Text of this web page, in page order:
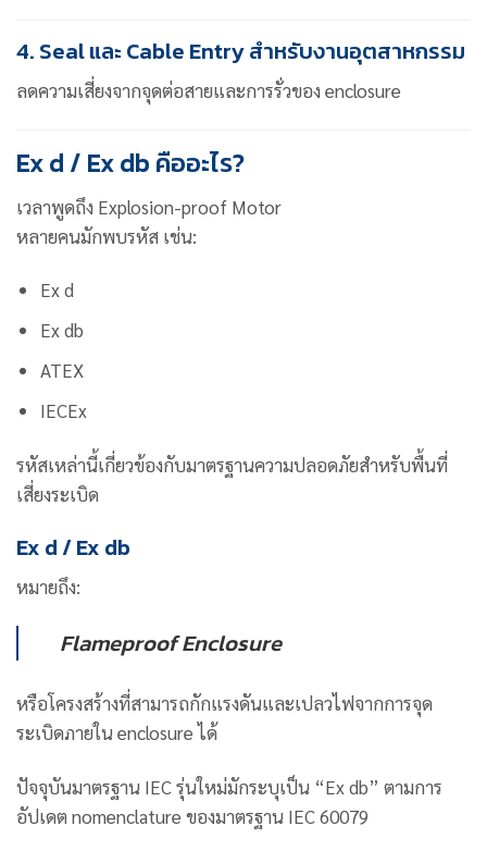
4. Seal และ Cable Entry สำหรับงานอุตสาหกรรม
ลดความเสี่ยงจากจุดต่อสายและการรั่วของ enclosure
Ex d / Ex db คืออะไร?
เวลาพูดถึง Explosion-proof Motor
หลายคนมักพบรหัส เช่น:
Ex d
Ex db
ATEX
IECEx
รหัสเหล่านี้เกี่ยวข้องกับมาตรฐานความปลอดภัยสำหรับพื้นที่
เสี่ยงระเบิด
Ex d / Ex db
หมายถึง:
Flameproof Enclosure
หรือโครงสร้างที่สามารถกักแรงดันและเปลวไฟจากการจุด
ระเบิดภายใน enclosure ได้
ปัจจุบันมาตรฐาน IEC รุ่นใหม่มักระบุเป็น “Ex db” ตามการ
อัปเดต nomenclature ของมาตรฐาน IEC 60079